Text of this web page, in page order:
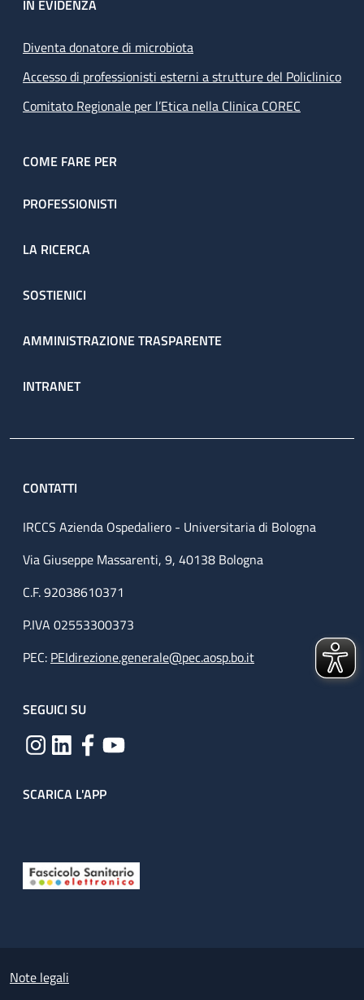
IN EVIDENZA
Diventa donatore di microbiota
Accesso di professionisti esterni a strutture del Policlinico
Comitato Regionale per l’Etica nella Clinica COREC
COME FARE PER
PROFESSIONISTI
LA RICERCA
SOSTIENICI
AMMINISTRAZIONE TRASPARENTE
INTRANET
CONTATTI
IRCCS Azienda Ospedaliero - Universitaria di Bologna
Via Giuseppe Massarenti, 9, 40138 Bologna
C.F. 92038610371
P.IVA 02553300373
PEC: PEIdirezione.generale@pec.aosp.bo.it
SEGUICI SU
SCARICA L'APP
Small prints
Note legali